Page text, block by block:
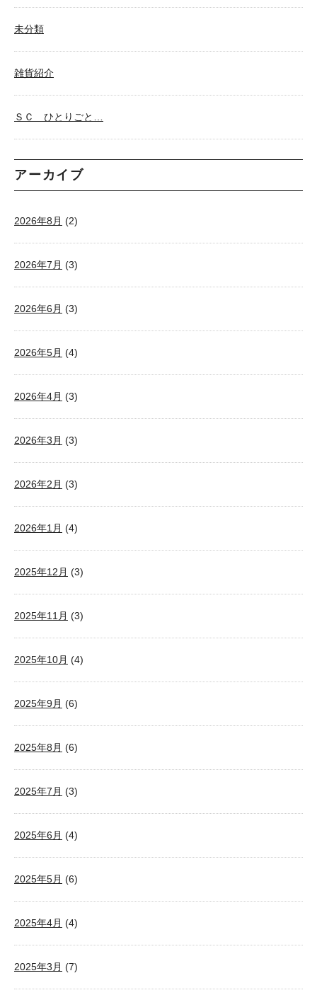
未分類
雑貨紹介
ＳＣ ひとりごと…
アーカイブ
2026年8月 (2)
2026年7月 (3)
2026年6月 (3)
2026年5月 (4)
2026年4月 (3)
2026年3月 (3)
2026年2月 (3)
2026年1月 (4)
2025年12月 (3)
2025年11月 (3)
2025年10月 (4)
2025年9月 (6)
2025年8月 (6)
2025年7月 (3)
2025年6月 (4)
2025年5月 (6)
2025年4月 (4)
2025年3月 (7)